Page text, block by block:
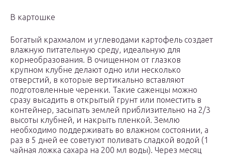
В картошке
Богатый крахмалом и углеводами картофель создает
влажную питательную среду, идеальную для
корнеобразования. В очищенном от глазков
крупном клубне делают одно или несколько
отверстий, в которые вертикально вставляют
подготовленные черенки. Такие саженцы можно
сразу высадить в открытый грунт или поместить в
контейнер, засыпать землей приблизительно на 2/3
высоты клубней, и накрыть пленкой. Землю
необходимо поддерживать во влажном состоянии, а
раз в 5 дней ее советуют поливать сладкой водой (1
чайная ложка сахара на 200 мл воды). Через месяц